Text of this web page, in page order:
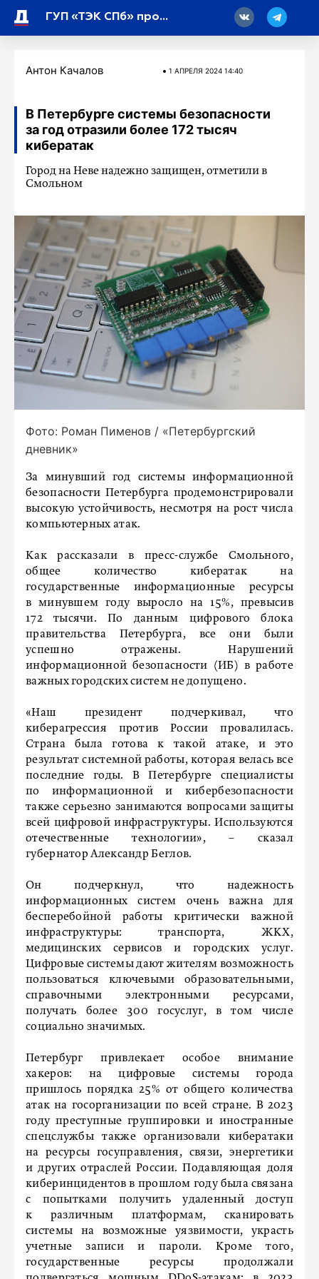
ГУП «ТЭК СПб» проводит плановые работы в Невском и Красногвардейском районах
Антон Качалов 1 АПРЕЛЯ 2024 14:40
В Петербурге системы безопасности
за год отразили более 172 тысяч
кибератак
Город на Неве надежно защищен, отметили в
Смольном
Фото: Роман Пименов / «Петербургский
дневник»
За минувший год системы информационной
безопасности Петербурга продемонстрировали
высокую устойчивость, несмотря на рост числа
компьютерных атак.
Как рассказали в пресс-службе Смольного,
общее количество кибератак на
государственные информационные ресурсы
в минувшем году выросло на 15%, превысив
172 тысячи. По данным цифрового блока
правительства Петербурга, все они были
успешно отражены. Нарушений
информационной безопасности (ИБ) в работе
важных городских систем не допущено.
«Наш президент подчеркивал, что
киберагрессия против России провалилась.
Страна была готова к такой атаке, и это
результат системной работы, которая велась все
последние годы. В Петербурге специалисты
по информационной и кибербезопасности
также серьезно занимаются вопросами защиты
всей цифровой инфраструктуры. Используются
отечественные технологии», – сказал
губернатор Александр Беглов.
Он подчеркнул, что надежность
информационных систем очень важна для
бесперебойной работы критически важной
инфраструктуры: транспорта, ЖКХ,
медицинских сервисов и городских услуг.
Цифровые системы дают жителям возможность
пользоваться ключевыми образовательными,
справочными электронными ресурсами,
получать более 300 госуслуг, в том числе
социально значимых.
Петербург привлекает особое внимание
хакеров: на цифровые системы города
пришлось порядка 25% от общего количества
атак на госорганизации по всей стране. В 2023
году преступные группировки и иностранные
спецслужбы также организовали кибератаки
на ресурсы госуправления, связи, энергетики
и других отраслей России. Подавляющая доля
киберинцидентов в прошлом году была связана
с попытками получить удаленный доступ
к различным платформам, сканировать
системы на возможные уязвимости, украсть
учетные записи и пароли. Кроме того,
государственные ресурсы продолжали